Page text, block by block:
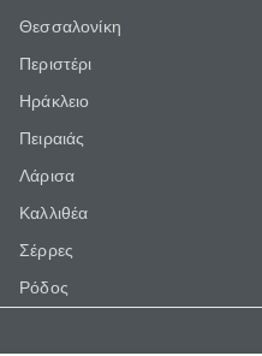
Θεσσαλονίκη
Περιστέρι
Ηράκλειο
Πειραιάς
Λάρισα
Καλλιθέα
Σέρρες
Ρόδος